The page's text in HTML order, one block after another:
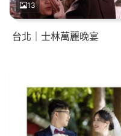
13
台北｜士林萬麗晚宴